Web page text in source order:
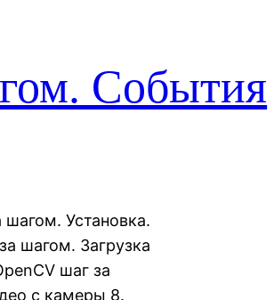
События
шагом. Установка.
шагом. Загрузка
шаг за
с камеры 8.